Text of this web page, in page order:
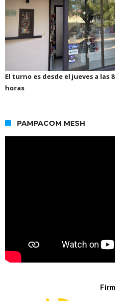
El turno es desde el jueves a las
horas
PAMPACOM MESH